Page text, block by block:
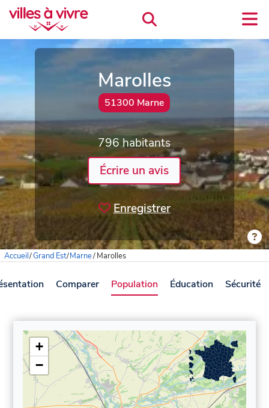
Marolles
51300 Marne
796 habitants
Écrire un avis
Enregistrer
Accueil/Grand Est/Marne/Marolles
Comparer Population Éducation Sécurité
+
−